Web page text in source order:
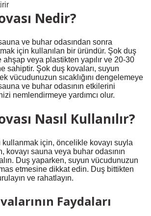
Nedir?
ve buhar odasından sonra
için kullanılan bir üründür. Şok duş
ahşap veya plastikten yapılır ve 20-30
sahiptir. Şok duş kovaları, suyun
vücudunuzun sıcaklığını dengelemeye
ve buhar odasının etkilerini
nemlendirmeye yardımcı olur.
Nasıl Kullanılır?
kullanmak için, öncelikle kovayı suyla
kovayı sauna veya buhar odasının
alın. Duş yaparken, suyun vücudunuzun
etmesine dikkat edin. Duş bittikten
ve rahatlayın.
Faydaları